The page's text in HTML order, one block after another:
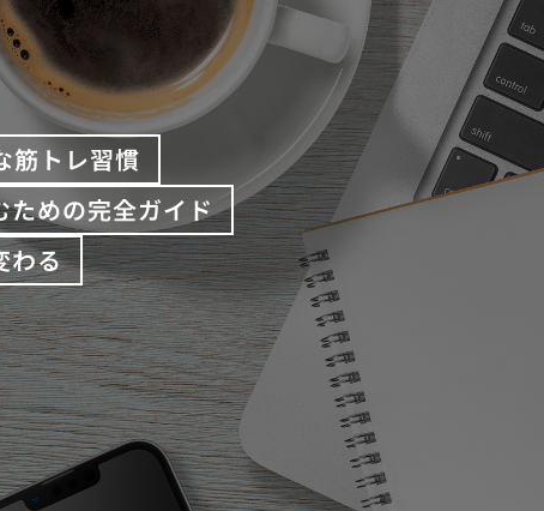
筋トレ習慣
ための完全ガイド
わる